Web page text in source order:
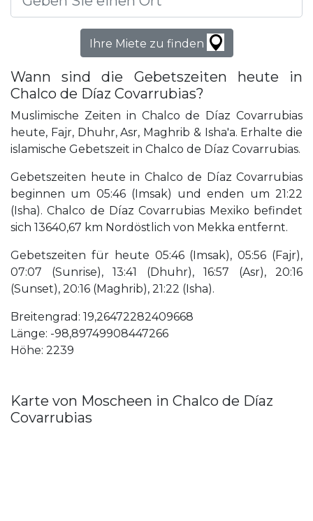
Ihre Miete zu finden
Wann sind die Gebetszeiten heute in
Chalco de Díaz Covarrubias?
Muslimische Zeiten in Chalco de Díaz Covarrubias
heute, Fajr, Dhuhr, Asr, Maghrib & Isha'a. Erhalte die
islamische Gebetszeit in Chalco de Díaz Covarrubias.
Gebetszeiten heute in Chalco de Díaz Covarrubias
beginnen um 05:46 (Imsak) und enden um 21:22
(Isha). Chalco de Díaz Covarrubias Mexiko befindet
sich 13640,67 km Nordöstlich von Mekka entfernt.
Gebetszeiten für heute 05:46 (Imsak), 05:56 (Fajr),
07:07 (Sunrise), 13:41 (Dhuhr), 16:57 (Asr), 20:16
(Sunset), 20:16 (Maghrib), 21:22 (Isha).
Breitengrad: 19,26472282409668
Länge: -98,89749908447266
Höhe: 2239
Karte von Moscheen in Chalco de Díaz
Covarrubias